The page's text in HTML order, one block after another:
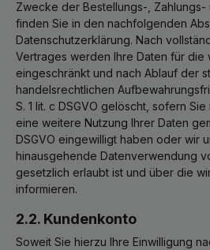
Zwecke der Bestellungs-, Zahlungs-
finden Sie in den nachfolgenden
Datenschutzerklärung. Nach
Vertrages werden Ihre Daten für die
eingeschränkt und nach Ablauf der
handelsrechtlichen
S. 1 lit. c DSGVO gelöscht, sofern
eine weitere Nutzung Ihrer Daten
DSGVO eingewilligt haben oder wir
hinausgehende Datenverwendung
gesetzlich erlaubt ist und über die
informieren.
2.2. Kundenkonto
Soweit Sie hierzu Ihre Einwilligung